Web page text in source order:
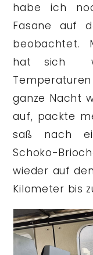
habe ich
Fasane auf
beobachtet.
hat sich
ganze Nacht
auf, packte
saß nach
Schoko-
wieder auf
Kilometer bis